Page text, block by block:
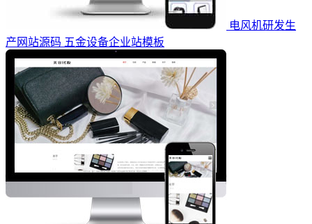
电风机研发生
产网站源码 五金设备企业站模板